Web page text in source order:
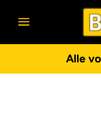
Sidenavigering
Alle